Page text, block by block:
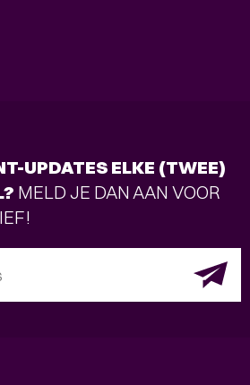
UPDATES ELKE (TWEE)
MELD JE DAN AAN VOOR